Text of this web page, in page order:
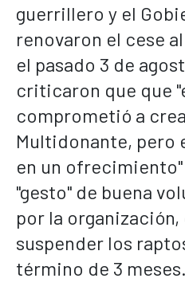
guerrillero y el
renovaron el cese
el pasado 3 de
criticaron que que
comprometió a
Multidonante, pero
en un
"gesto" de buena
por la
suspender los
término de 3 meses.